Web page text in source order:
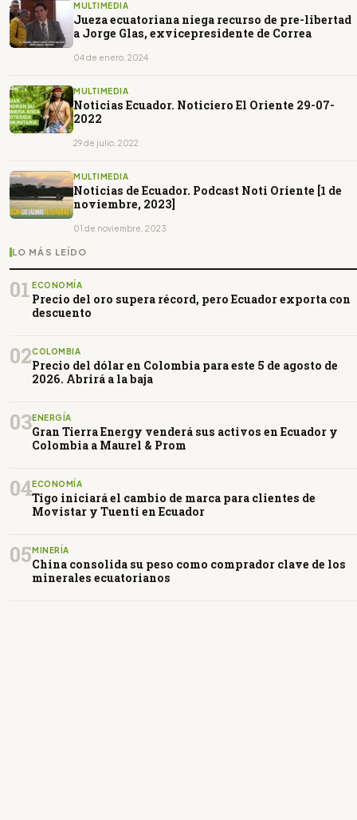
MULTIMEDIA
Jueza ecuatoriana niega recurso de pre-libertad
a Jorge Glas, exvicepresidente de Correa
04 de enero, 2024
MULTIMEDIA
Noticias Ecuador. Noticiero El Oriente 29-07-
2022
29 de julio, 2022
MULTIMEDIA
Noticias de Ecuador. Podcast Noti Oriente [1 de
noviembre, 2023]
01 de noviembre, 2023
LO MÁS LEÍDO
01 ECONOMÍA
Precio del oro supera récord, pero Ecuador exporta con
descuento
02COLOMBIA
Precio del dólar en Colombia para este 5 de agosto de
2026. Abrirá a la baja
03ENERGÍA
Gran Tierra Energy venderá sus activos en Ecuador y
Colombia a Maurel & Prom
04ECONOMÍA
Tigo iniciará el cambio de marca para clientes de
Movistar y Tuenti en Ecuador
05MINERÍA
China consolida su peso como comprador clave de los
minerales ecuatorianos